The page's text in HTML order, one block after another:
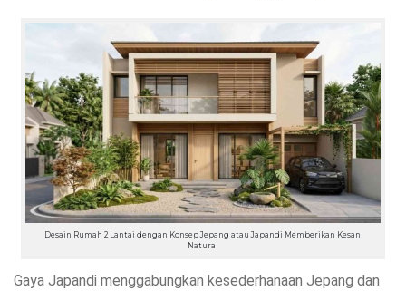
Desain Rumah 2 Lantai dengan Konsep Jepang atau Japandi Memberikan Kesan
Natural
Gaya Japandi menggabungkan kesederhanaan Jepang dan